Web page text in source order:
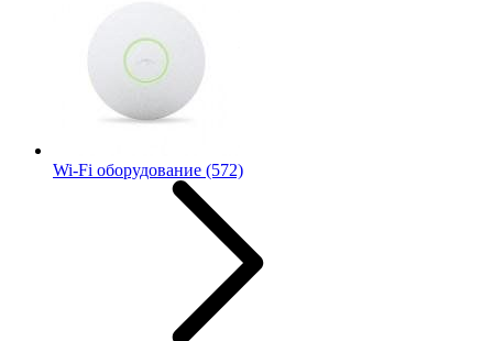
Wi-Fi оборудование (572)